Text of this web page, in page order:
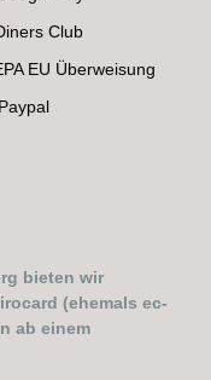
bieten wir
(ehemals ec-
ab einem